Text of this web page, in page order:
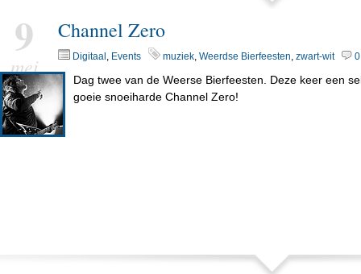
Channel Zero
Digitaal , Events muziek, Weerdse Bierfeesten, zwart-wit
9
mei
Dag twee van de Weerse Bierfeesten. Deze keer een
goeie snoeiharde Channel Zero!